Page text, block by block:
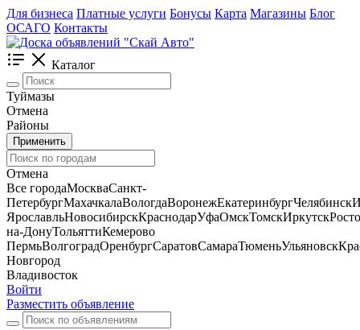
Для бизнеса Платные услуги Бонусы Карта Магазины Блог
ОСАГО Контакты
Каталог
Туймазы
Отмена
Районы
Применить
Отмена
Все городаМоскваСанкт-
ПетербургМахачкалаВологдаВоронежЕкатеринбургЧелябинск
ЯрославльНовосибирскКраснодарУфаОмскТомскИркутск
на-ДонуТольяттиКемерово
ПермьВолгоградОренбургСаратовСамараТюменьУльяновск
Новгород
Владивосток
Войти
Разместить объявление